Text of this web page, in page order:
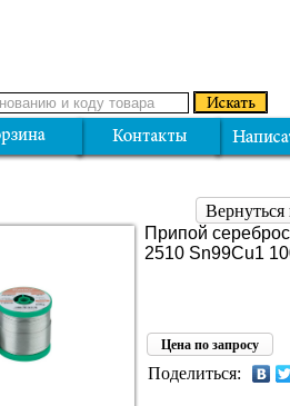
Припой
2510 Sn99Cu1
Цена по запросу
Поделиться: